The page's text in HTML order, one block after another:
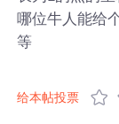
哪位牛人能给
等
给本帖投票